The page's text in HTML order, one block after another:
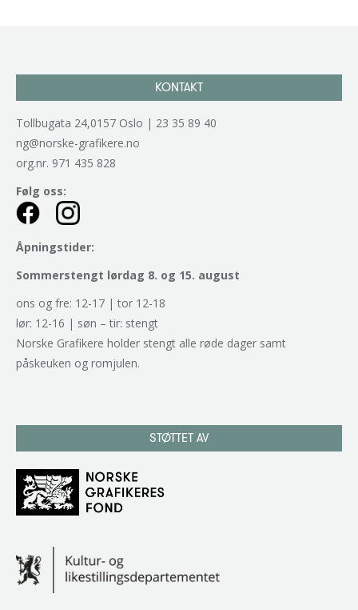
KONTAKT
Tollbugata 24,0157 Oslo | 23 35 89 40
ng@norske-grafikere.no
org.nr. 971 435 828
Følg oss:
Åpningstider:
Sommerstengt lørdag 8. og 15. august
ons og fre: 12-17 | tor 12-18
lør: 12-16 | søn – tir: stengt
Norske Grafikere holder stengt alle røde dager samt
påskeuken og romjulen.
STØTTET AV